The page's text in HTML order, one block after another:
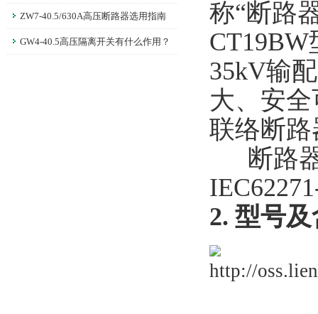
程中要注意哪些问题?
ZW7-40.5/630A高压断路器选用指南
GW4-40.5高压隔离开关有什么作用？
称“断路
35kV输
大、安
联络断
断路器
2. 型号